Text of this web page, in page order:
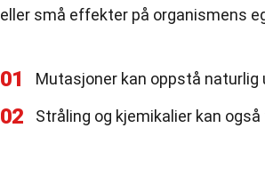
eller små effekter på organismens
01 Mutasjoner kan oppstå naturlig
02 Stråling og kjemikalier kan